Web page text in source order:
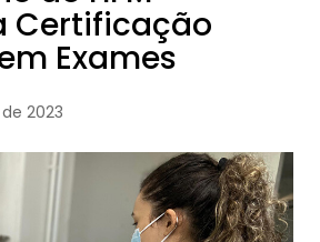
Certificação
Exames
2023